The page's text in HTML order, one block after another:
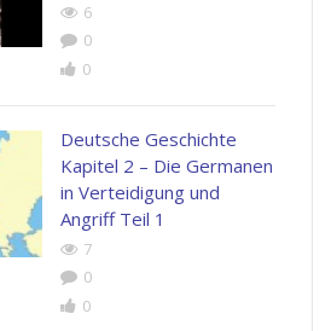
6
0
0
Deutsche Geschichte
Kapitel 2 – Die Germanen
in Verteidigung und
Angriff Teil 1
7
0
0